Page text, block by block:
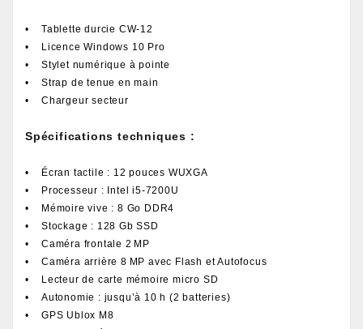
• Tablette durcie CW-12
• Licence Windows 10 Pro
• Stylet numérique à pointe
• Strap de tenue en main
• Chargeur secteur
Spécifications techniques :
• Écran tactile : 12 pouces WUXGA
• Processeur : Intel i5-7200U
• Mémoire vive : 8 Go DDR4
• Stockage : 128 Gb SSD
• Caméra frontale 2 MP
• Caméra arrière 8 MP avec Flash et Autofocus
• Lecteur de carte mémoire micro SD
• Autonomie : jusqu’à 10 h (2 batteries)
• GPS Ublox M8